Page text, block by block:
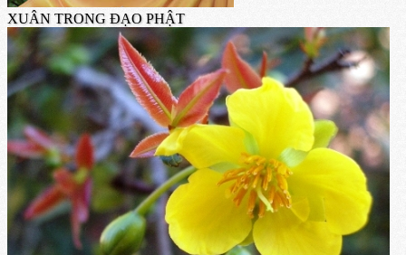
XUÂN TRONG ĐẠO PHẬT